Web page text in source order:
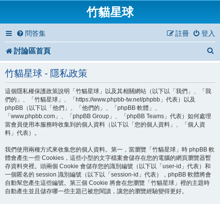
竹貓星球
問答集 登入
註冊
討論區首頁
竹貓星球 - 隱私政策
這個隱私權保護政策說明「竹貓星球」以及其相關網站（以下以「我們」、「我
們的」、「竹貓星球」、「https://www.phpbb-tw.net/phpbb」代表）以及
phpBB（以下以「他們」、「他們的」、「phpBB 軟體」、
「www.phpbb.com」、「phpBB Group」、「phpBB Teams」代表）如何處理
當會員使用本服務時收集到的個人資料（以下以「您的個人資料」、「個人資
料」代表）。
我們使用兩種方式來收集您的個人資料。第一，當瀏覽「竹貓星球」時 phpBB 軟
體會產生一些 Cookies，這些小型的文字檔案會儲存在您的電腦的網頁瀏覽器暫
存資料夾裡。頭兩個 Cookie 會儲存您的識別編號（以下以「user-id」代表）和
一個匿名的 session 識別編號（以下以「session-id」代表），phpBB 軟體將會
自動幫您產生這些編號。第三個 Cookie 將會在您瀏覽「竹貓星球」裡的主題時
自動產生並且儲存哪一些主題已被您閱讀，讓您的瀏覽經驗變得更好。